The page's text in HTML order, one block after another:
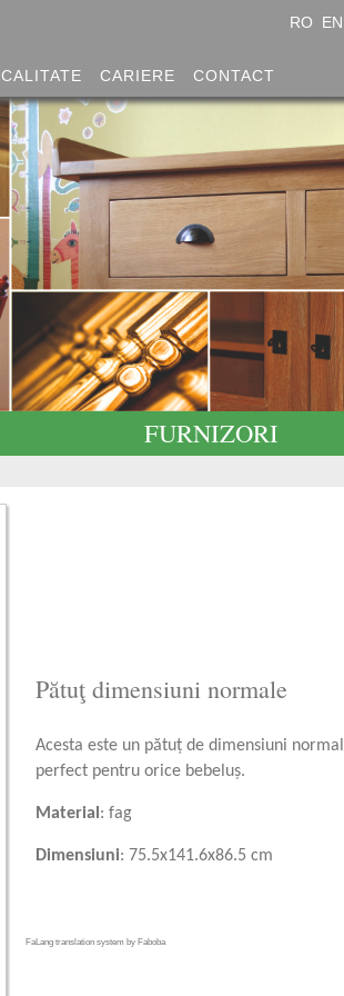
CALITATE CARIERE CONTACT
RO EN
FURNIZORI
Pătuţ dimensiuni normale
Acesta este un pătuț de dimensiuni
perfect pentru orice bebeluș.
Material : fag
Dimensiuni: 75.5x141.6x86.5 cm
FaLang translation system by Faboba